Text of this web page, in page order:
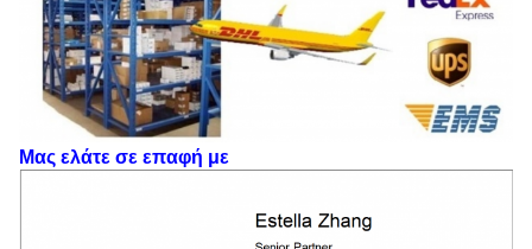
Μας ελάτε σε επαφή με